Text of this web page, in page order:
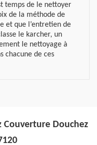
temps de le nettoyer
de la méthode de
et que l’entretien de
le karcher, un
le nettoyage à
chacune de ces
Douchez